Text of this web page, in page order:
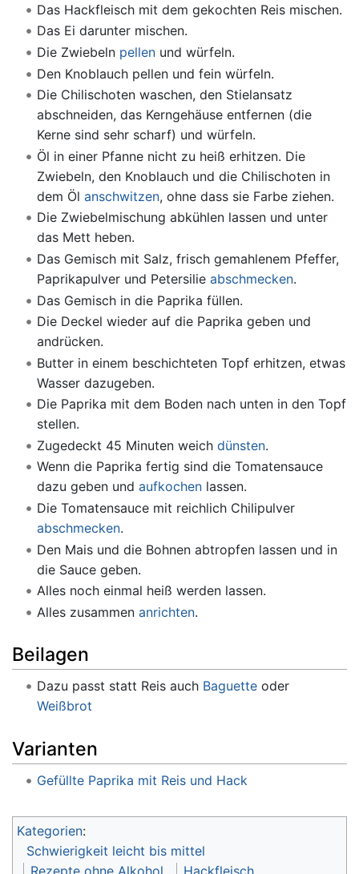
Das Hackfleisch mit dem gekochten Reis mischen.
Das Ei darunter mischen.
Die Zwiebeln pellenund würfeln.
Den Knoblauch pellen und fein würfeln.
Die Chilischoten waschen, den Stielansatz
abschneiden, das Kerngehäuse entfernen (die
Kerne sind sehr scharf) und würfeln.
Öl in einer Pfanne nicht zu heiß erhitzen. Die
Zwiebeln, den Knoblauch und die Chilischoten in
dem Öl anschwitzen, ohne dass sie Farbe ziehen.
Die Zwiebelmischung abkühlen lassen und unter
das Mett heben.
Das Gemisch mit Salz, frisch gemahlenem Pfeffer,
Paprikapulver und Petersilie abschmecken.
Das Gemisch in die Paprika füllen.
Die Deckel wieder auf die Paprika geben und
andrücken.
Butter in einem beschichteten Topf erhitzen, etwas
Wasser dazugeben.
Die Paprika mit dem Boden nach unten in den Topf
stellen.
Zugedeckt 45 Minuten weich dünsten.
Wenn die Paprika fertig sind die Tomatensauce
dazu geben und aufkochenlassen.
Die Tomatensauce mit reichlich Chilipulver
abschmecken.
Den Mais und die Bohnen abtropfen lassen und in
die Sauce geben.
Alles noch einmal heiß werden lassen.
Alles zusammen anrichten.
Beilagen
Dazu passt statt Reis auch Baguetteoder
Weißbrot
Varianten
Gefüllte Paprika mit Reis und Hack
Kategorien:
Schwierigkeit leicht bis mittel
Rezepte ohne Alkohol
Hackfleisch